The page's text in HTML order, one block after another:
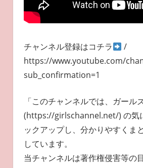
チャンネル登録はコチラ
/
https://www.youtube.com/
sub_confirmation=1
「このチャンネルでは、ガール
(https://girlschannel.net/) の気
ックアップし、分かりやすくま
しています。
当チャンネルは著作権侵害等の